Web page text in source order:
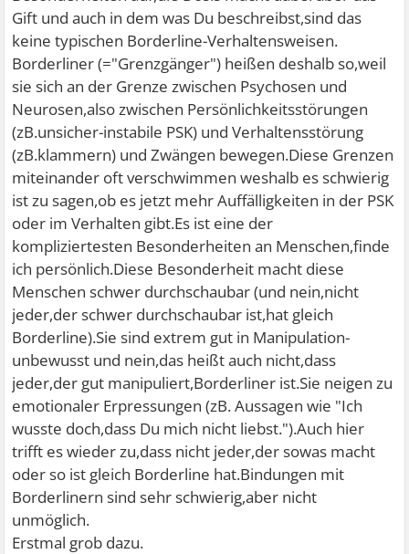
Gift und auch in dem was Du beschreibst,sind das
keine typischen Borderline-Verhaltensweisen.
Borderliner (="Grenzgänger") heißen deshalb so,weil
sie sich an der Grenze zwischen Psychosen und
Neurosen,also zwischen Persönlichkeitsstörungen
(zB.unsicher-instabile PSK) und Verhaltensstörung
(zB.klammern) und Zwängen bewegen.Diese Grenzen
miteinander oft verschwimmen weshalb es schwierig
ist zu sagen,ob es jetzt mehr Auffälligkeiten in der PSK
oder im Verhalten gibt.Es ist eine der
kompliziertesten Besonderheiten an Menschen,finde
ich persönlich.Diese Besonderheit macht diese
Menschen schwer durchschaubar (und nein,nicht
jeder,der schwer durchschaubar ist,hat gleich
Borderline).Sie sind extrem gut in Manipulation-
unbewusst und nein,das heißt auch nicht,dass
jeder,der gut manipuliert,Borderliner ist.Sie neigen zu
emotionaler Erpressungen (zB. Aussagen wie "Ich
wusste doch,dass Du mich nicht liebst.").Auch hier
trifft es wieder zu,dass nicht jeder,der sowas macht
oder so ist gleich Borderline hat.Bindungen mit
Borderlinern sind sehr schwierig,aber nicht
unmöglich.
Erstmal grob dazu.